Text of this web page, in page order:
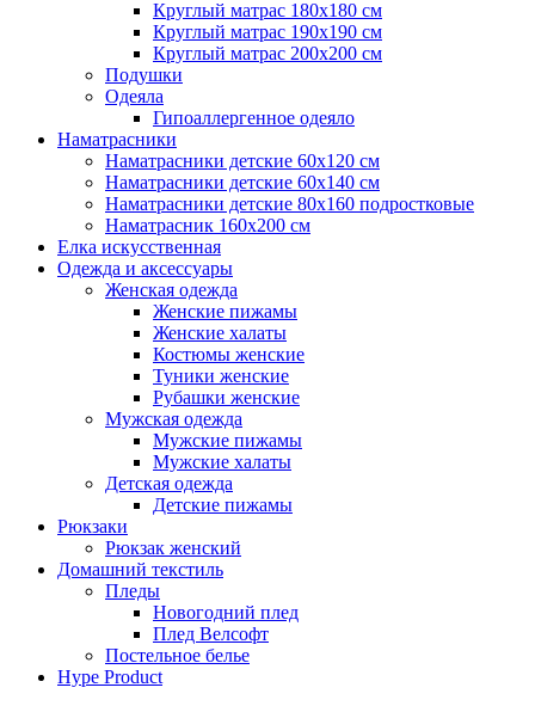
Круглый матрас 180х180 см
Круглый матрас 190х190 см
Круглый матрас 200х200 см
Подушки
Одеяла
Гипоаллергенное одеяло
Наматрасники
Наматрасники детские 60х120 см
Наматрасники детские 60х140 см
Наматрасники детские 80х160 подростковые
Наматрасник 160х200 см
Елка искусственная
Одежда и аксессуары
Женская одежда
Женские пижамы
Женские халаты
Костюмы женские
Туники женские
Рубашки женские
Мужская одежда
Мужские пижамы
Мужские халаты
Детская одежда
Детские пижамы
Рюкзаки
Рюкзак женский
Домашний текстиль
Пледы
Новогодний плед
Плед Велсофт
Постельное белье
Hype Product